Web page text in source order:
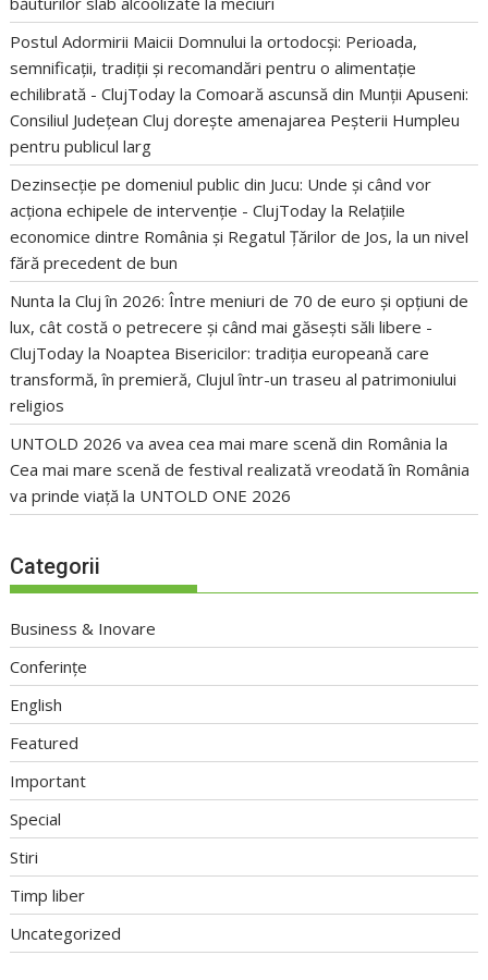
Postul Adormirii Maicii Domnului la ortodocși: Perioada,
semnificații, tradiții și recomandări pentru o alimentație
echilibrată - ClujToday laComoară ascunsă din Munții Apuseni:
Consiliul Județean Cluj dorește amenajarea Peșterii Humpleu
pentru publicul larg
Dezinsecție pe domeniul public din Jucu: Unde și când vor
acționa echipele de intervenție - ClujToday la Relațiile
economice dintre România și Regatul Țărilor de Jos, la un nivel
fără precedent de bun
Nunta la Cluj în 2026: Între meniuri de 70 de euro și opțiuni de
lux, cât costă o petrecere și când mai găsești săli libere -
ClujToday la Noaptea Bisericilor: tradiția europeană care
transformă, în premieră, Clujul într-un traseu al patrimoniului
religios
UNTOLD 2026 va avea cea mai mare scenă din România la
Cea mai mare scenă de festival realizată vreodată în România
va prinde viață la UNTOLD ONE 2026
Categorii
Business & Inovare
Conferințe
English
Featured
Important
Special
Stiri
Timp liber
Uncategorized